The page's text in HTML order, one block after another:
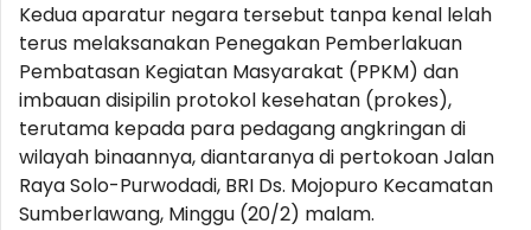
Kedua aparatur negara tersebut tanpa kenal lelah
terus melaksanakan Penegakan Pemberlakuan
Pembatasan Kegiatan Masyarakat (PPKM) dan
imbauan disipilin protokol kesehatan (prokes),
terutama kepada para pedagang angkringan di
wilayah binaannya, diantaranya di pertokoan Jalan
Raya Solo-Purwodadi, BRI Ds. Mojopuro Kecamatan
Sumberlawang, Minggu (20/2) malam.